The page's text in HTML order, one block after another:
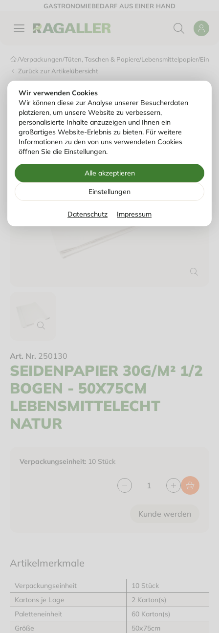
Wir verwenden Cookies
Wir können diese zur Analyse unserer Besucherdaten
platzieren, um unsere Website zu verbessern,
personalisierte Inhalte anzuzeigen und Ihnen ein
großartiges Website-Erlebnis zu bieten. Für weitere
Informationen zu den von uns verwendeten Cookies
öffnen Sie die Einstellungen.
Alle akzeptieren
Einstellungen
Datenschutz Impressum
GASTRONOMIEBEDARF AUS EINER HAND
/Verpackungen/Tüten, Taschen & Papiere/Lebensmittelpapier/
Zurück zur Artikelübersicht
Art. Nr. 250130
SEIDENPAPIER 30G/M² 1/2
BOGEN - 50X75CM
LEBENSMITTELECHT
NATUR
Verpackungseinheit: 10 Stück
Kunde werden
Artikelmerkmale
Verpackungseinheit
10 Stück
Kartons je Lage
2 Karton(s)
Paletteneinheit
60 Karton(s)
Größe
50x75cm